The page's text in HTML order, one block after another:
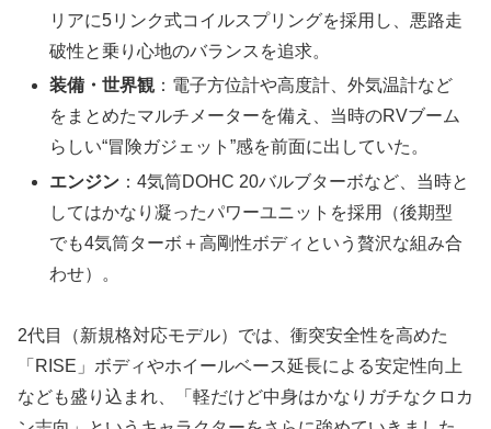
リアに5リンク式コイルスプリングを採用し、悪路走
破性と乗り心地のバランスを追求。
装備・世界観：電子方位計や高度計、外気温計など
をまとめたマルチメーターを備え、当時のRVブーム
らしい“冒険ガジェット”感を前面に出していた。
エンジン ：4気筒DOHC 20バルブターボなど、当時と
してはかなり凝ったパワーユニットを採用（後期型
でも4気筒ターボ＋高剛性ボディという贅沢な組み合
わせ）。
2代目（新規格対応モデル）では、衝突安全性を高めた
「RISE」ボディやホイールベース延長による安定性向上
なども盛り込まれ、「軽だけど中身はかなりガチなクロカ